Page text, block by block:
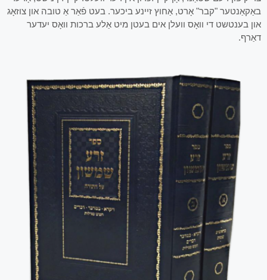
באַקאַנטער "קבר" אָרט, אַחוץ זיינע ביכער. בעט פֿאַר אַ טובה און צוזאָג
און בענטשט די וואָס וועלן אים בעטן מיט אַלע ברכות וואָס יעדער
דאַרף.